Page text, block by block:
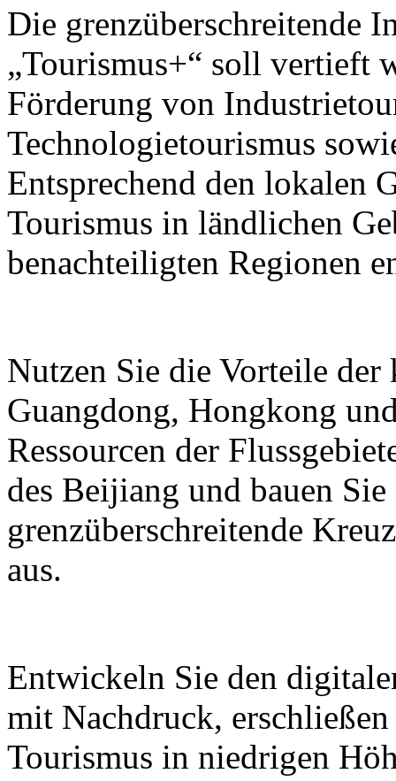
Die grenzüberschreitende
„Tourismus+“ soll vertieft
Förderung von
Technologietourismus
Entsprechend den lokalen
Tourismus in ländlichen
benachteiligten Regionen
Nutzen Sie die Vorteile der
Guangdong, Hongkong
Ressourcen der
des Beijiang und bauen
grenzüberschreitende
aus.
Entwickeln Sie den
mit Nachdruck,
Tourismus in niedrigen